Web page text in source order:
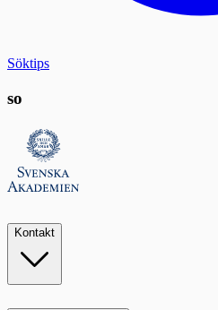
Söktips
so
Kontakt